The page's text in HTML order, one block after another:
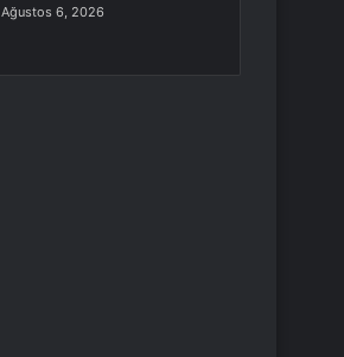
Ağustos 6, 2026